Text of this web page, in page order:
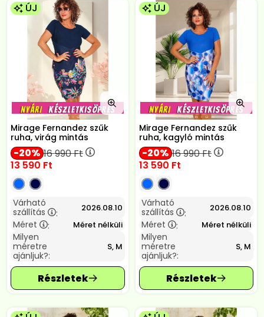
ÚJ
Mirage Fernandez szűk
ruha, virág mintás
20 16 990Ft
13 590 Ft
Várható
szállítás
: 2026.08.10
Méret : Méret nélküli
Milyen
méretre
ajánljuk?:
S, M
ÚJ
Mirage Fernandez szűk
ruha, kagyló mintás
20 16 990Ft
13 590 Ft
Várható
szállítás
: 2026.08.10
Méret : Méret nélküli
Milyen
méretre
ajánljuk?:
S, M